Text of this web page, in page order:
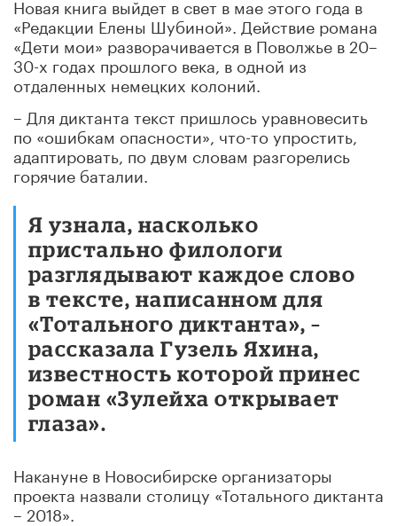
Новая книга выйдет в свет в мае этого года в
«Редакции Елены Шубиной». Действие романа
«Дети мои» разворачивается в Поволжье в 20–
30-х годах прошлого века, в одной из
отдаленных немецких колоний.
– Для диктанта текст пришлось уравновесить
по «ошибкам опасности», что-то упростить,
адаптировать, по двум словам разгорелись
горячие баталии.
Я узнала, насколько
пристально филологи
разглядывают каждое слово
в тексте, написанном для
«Тотального диктанта», –
рассказала Гузель Яхина,
известность которой принес
роман «Зулейха открывает
глаза».
Накануне в Новосибирске организаторы
проекта назвали столицу «Тотального диктанта
– 2018».